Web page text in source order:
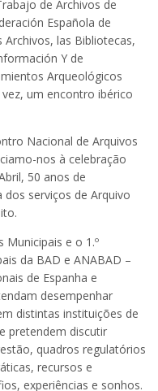
de Archivos de
Española de
las Bibliotecas,
Y de
Arqueológicos
um encontro ibérico
Nacional de Arquivos
nos à celebração
50 anos de
serviços de Arquivo
Municipais e o 1.º
da BAD e ANABAD –
de Espanha e
desempenhar
distintas instituições de
pretendem discutir
quadros regulatórios
recursos e
experiências e sonhos.